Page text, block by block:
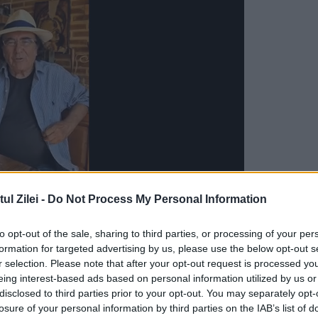
Zilei - Do Not Process My Personal Information
opt-out of the sale, sharing to third parties, or processing of your
for targeted advertising by us, please use the below opt-out
selection. Please note that after your opt-out request is processed
interest-based ads based on personal information utilized by us
to third parties prior to your opt-out. You may separately
of your personal information by third parties on the IAB’s list of
Moscova, iar o altă persoană a murit în
regiunea Moscova
, a declarat că o femeie a murit după ce o